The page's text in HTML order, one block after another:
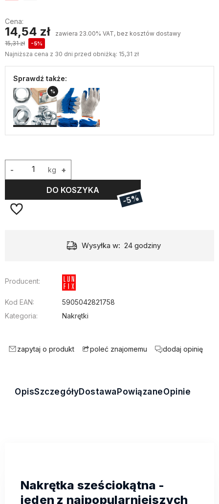
Cena:
14,54 zł
zawiera 23.00% VAT, bez kosztów dostawy
15,31 zł
-5%
Najniższa cena z 30 dni przed obniżką: 15,31 zł
Sprawdź także:
%
kg +
-
DO KOSZYKA
-5%
Wysyłka w: 24 godziny
Producent:
Kod EAN:
5905042821758
Kategoria:
Nakrętki
zapytaj o produkt poleć znajomemu dodaj opinię
OpisSzczegółyDostawaPowiązaneOpinie
Nakrętka sześciokątna -
jeden z najpopularniejszych